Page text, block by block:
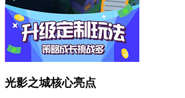
光影之城核心亮点